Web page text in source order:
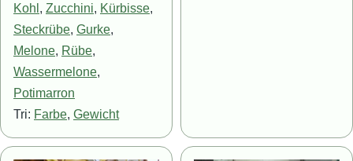
Kohl , Zucchini, Kürbisse,
Steckrübe, Gurke,
Melone, Rübe,
Wassermelone,
Potimarron
Tri: Farbe, Gewicht